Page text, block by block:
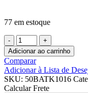
77 em estoque
Adicionar ao carrinho
Comparar
Adicionar à Lista de
SKU: 50BATK1016
Calcular Frete